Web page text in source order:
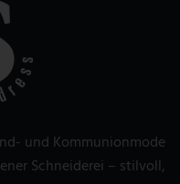
und Kommunionmode
Schneiderei – stilvoll,